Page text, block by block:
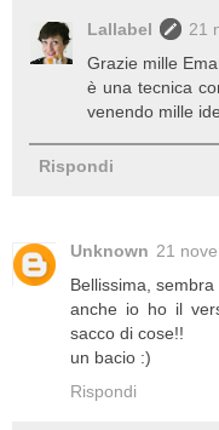
Lallabel
21
Grazie mille
è una tecnica
venendo mille
Rispondi
Unknown 21
Bellissima,
anche io ho il
sacco di cose!!
un bacio :)
Rispondi